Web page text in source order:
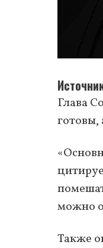
Глава
готовы,
можно
Также